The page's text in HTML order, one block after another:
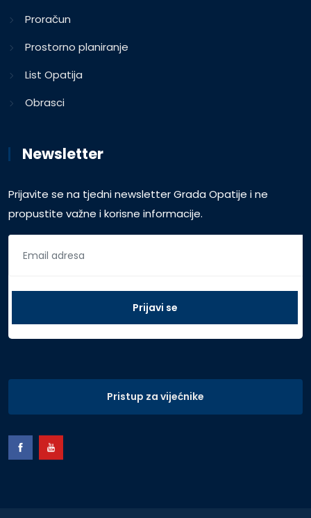
Proračun
Prostorno planiranje
List Opatija
Obrasci
Newsletter
Prijavite se na tjedni newsletter Grada Opatije i ne
propustite važne i korisne informacije.
Pristup za vijećnike